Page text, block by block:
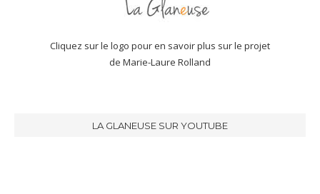
Cliquez sur le logo pour en savoir plus sur le projet
de Marie-Laure Rolland
LA GLANEUSE SUR YOUTUBE